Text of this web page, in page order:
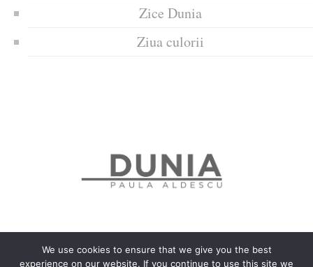
Zice Dunia
Ziua culorii
We use cookies to ensure that we give you the best
experience on our website. If you continue to use this site we